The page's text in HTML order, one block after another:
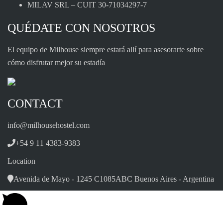
MILAV SRL – CUIT 30-71034297-7
QUÉDATE CON NOSOTROS
El equipo de Milhouse siempre estará allí para asesorarte sobre
cómo disfrutar mejor su estadía
CONTACT
info@milhousehostel.com
+54 9 11 4383-9383
Location
Avenida de Mayo - 1245 C1085ABC Buenos Aires - Argentina